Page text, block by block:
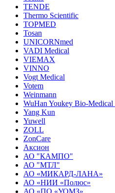
TENDE
Thermo Scientific
TOPMED
Tosan
UNICORNmed
VADI Medical
VIEMAX
VINNO
Vogt Medical
Votem
Weinmann
WuHan Youkey Bio-Medical
Yang Kun
Yuwell
ZOLL
ZonCare
Аксион
АО "КАМПО"
АО "МТЛ"
АО «МИКАРД-ЛАНА»
АО «НИИ «Полюс»
АО «ПО «УОМЗ»